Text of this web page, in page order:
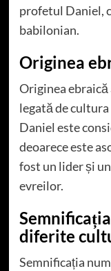
profetul Daniel,
babilonian.
Originea
Originea
legată de
Daniel este
deoarece este
fost un lider și
evreilor.
diferite
Semnificația